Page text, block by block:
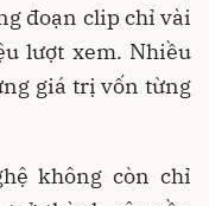
đoạn clip chỉ vài
lượt xem. Nhiều
giá trị vốn từng
không còn chỉ